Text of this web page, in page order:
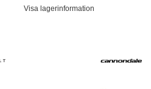
Visa lagerinformation